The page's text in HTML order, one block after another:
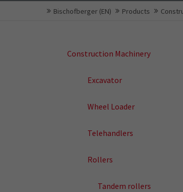
Bischofberger (EN) Products
Construction Machinery
Excavator
Wheel Loader
Telehandlers
Rollers
Tandem rollers